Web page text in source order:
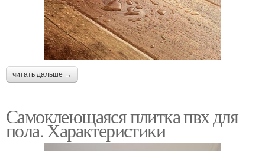
читать дальше →
Самоклеющаяся плитка пвх для
пола. Характеристики